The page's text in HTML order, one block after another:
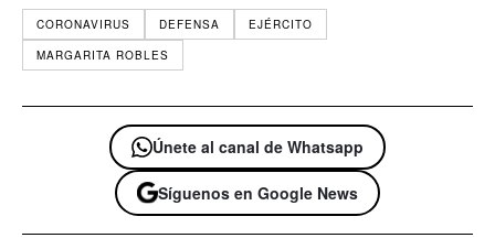
CORONAVIRUS DEFENSA
EJÉRCITO
MARGARITA ROBLES
Únete al canal de Whatsapp
Síguenos en Google News